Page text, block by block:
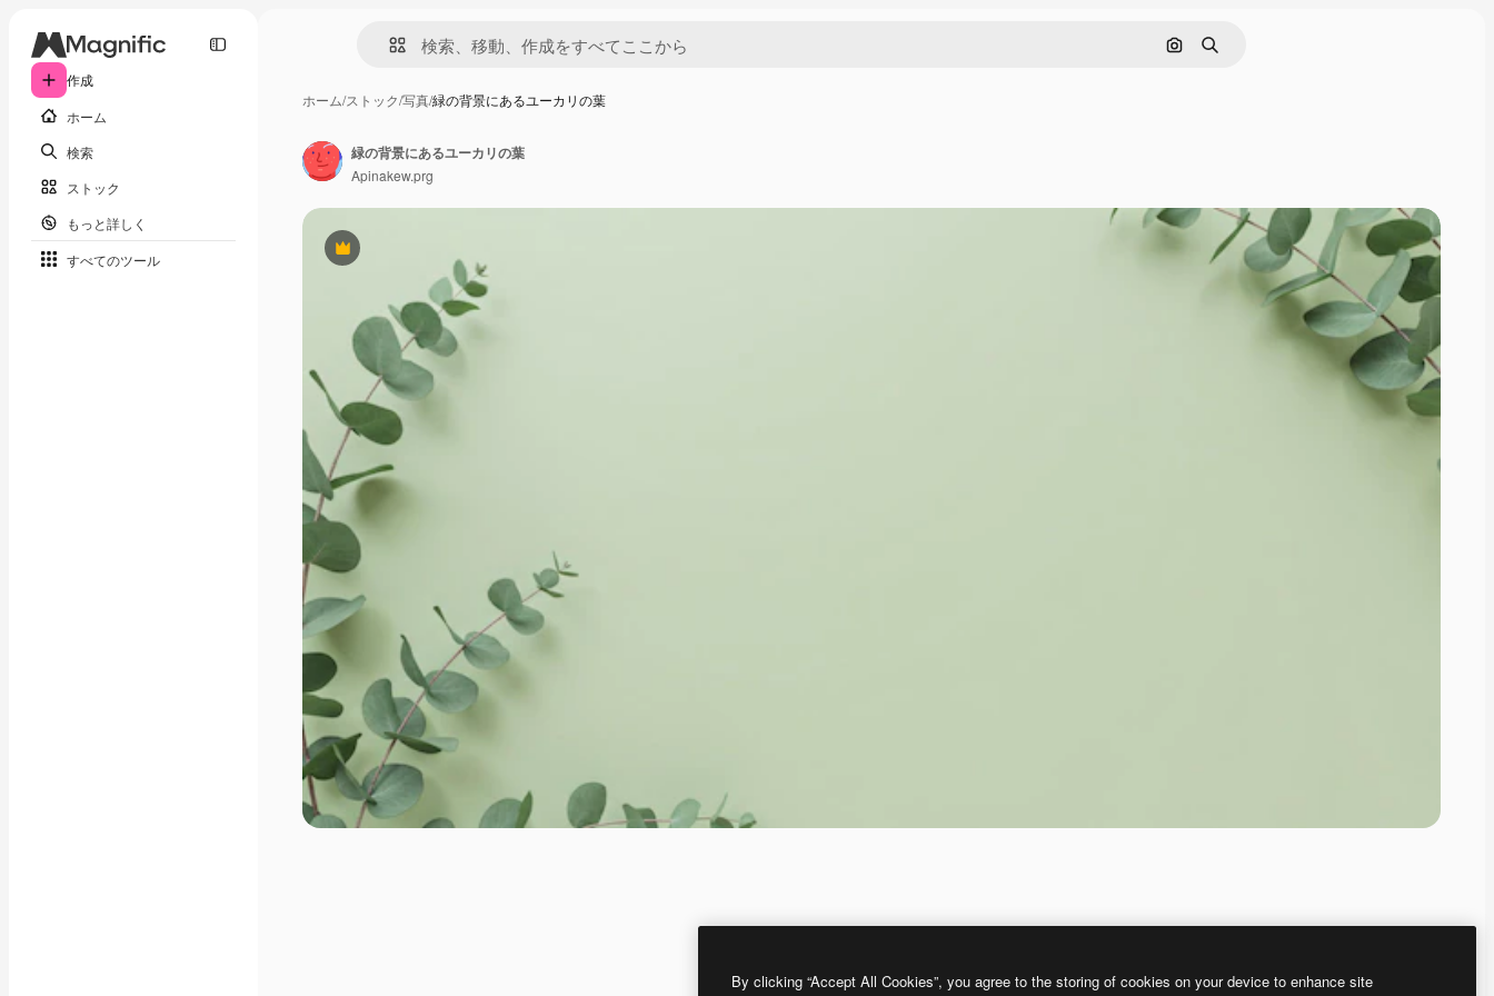
作成
ホーム
検索
ストック
もっと詳しく
すべてのツール
画像で検索
検索
ホーム/ストック/写真/緑の背景にあるユーカリの葉
Premium
緑の背景にあるユーカリの葉
Apinakew.prg
By clicking “Accept All Cookies”, you agree to the storing of cookies on your device to enhance site